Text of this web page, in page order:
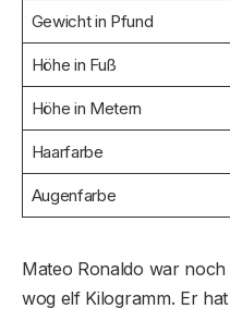
Gewicht in Pfund
Höhe in Fuß
Höhe in Metern
Haarfarbe
Augenfarbe
Mateo Ronaldo war
wog elf Kilogramm. Er